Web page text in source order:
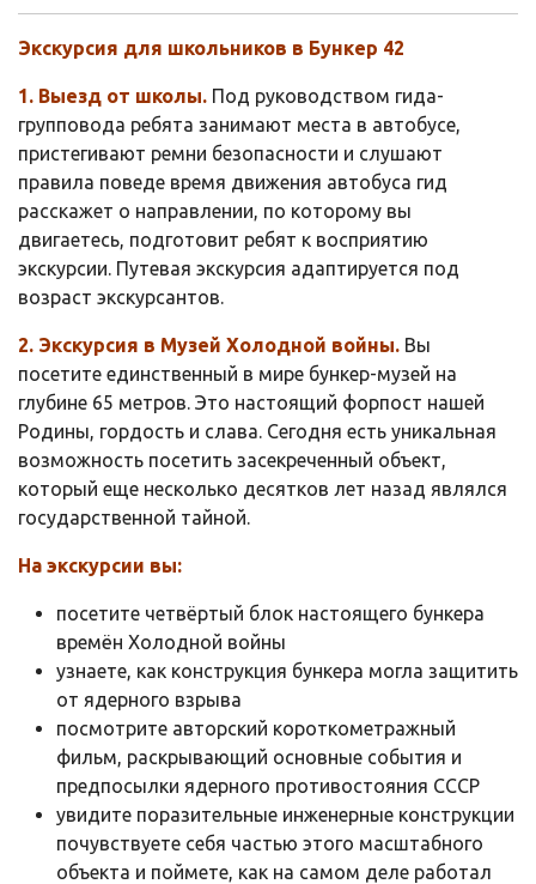
Экскурсия для школьников в Бункер 42
1. Выезд от школы. Под руководством гида-
групповода ребята занимают места в автобусе,
пристегивают ремни безопасности и слушают
правила поведе время движения автобуса гид
расскажет о направлении, по которому вы
двигаетесь, подготовит ребят к восприятию
экскурсии. Путевая экскурсия адаптируется под
возраст экскурсантов.
2. Экскурсия в Музей Холодной войны. Вы
посетите единственный в мире бункер-музей на
глубине 65 метров. Это настоящий форпост нашей
Родины, гордость и слава. Сегодня есть уникальная
возможность посетить засекреченный объект,
который еще несколько десятков лет назад являлся
государственной тайной.
На экскурсии вы:
посетите четвёртый блок настоящего бункера
времён Холодной войны
узнаете, как конструкция бункера могла защитить
от ядерного взрыва
посмотрите авторский короткометражный
фильм, раскрывающий основные события и
предпосылки ядерного противостояния СССР
увидите поразительные инженерные конструкции
почувствуете себя частью этого масштабного
объекта и поймете, как на самом деле работал